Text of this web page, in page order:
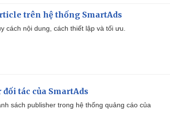
trên hệ thống SmartAds
cách nội dung, cách thiết lập và tối ưu.
tác của SmartAds
sách publisher trong hệ thống quảng cáo của